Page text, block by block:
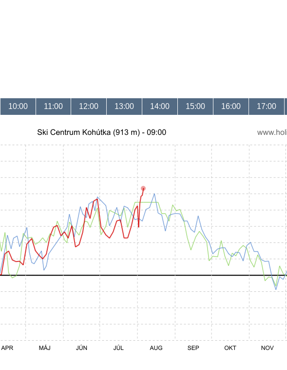
10:00 11:00 12:00 13:00 14:00 15:00 16:00 17:00